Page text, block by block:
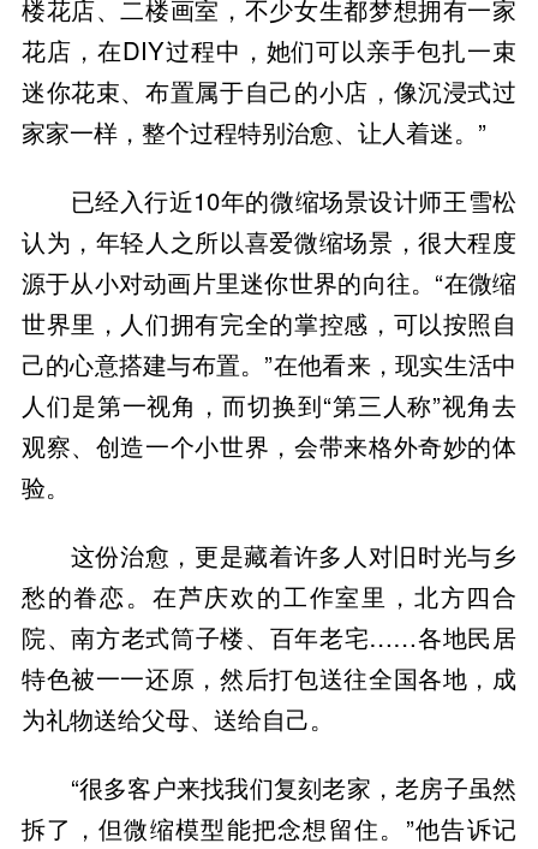
楼花店、二楼画室，不少女生都梦想拥有一家
花店，在DIY过程中，她们可以亲手包扎一束
迷你花束、布置属于自己的小店，像沉浸式过
家家一样，整个过程特别治愈、让人着迷。”
已经入行近10年的微缩场景设计师王雪松
认为，年轻人之所以喜爱微缩场景，很大程度
源于从小对动画片里迷你世界的向往。“在微缩
世界里，人们拥有完全的掌控感，可以按照自
己的心意搭建与布置。”在他看来，现实生活中
人们是第一视角，而切换到“第三人称”视角去
观察、创造一个小世界，会带来格外奇妙的体
验。
这份治愈，更是藏着许多人对旧时光与乡
愁的眷恋。在芦庆欢的工作室里，北方四合
院、南方老式筒子楼、百年老宅……各地民居
特色被一一还原，然后打包送往全国各地，成
为礼物送给父母、送给自己。
“很多客户来找我们复刻老家，老房子虽然
拆了，但微缩模型能把念想留住。”他告诉记